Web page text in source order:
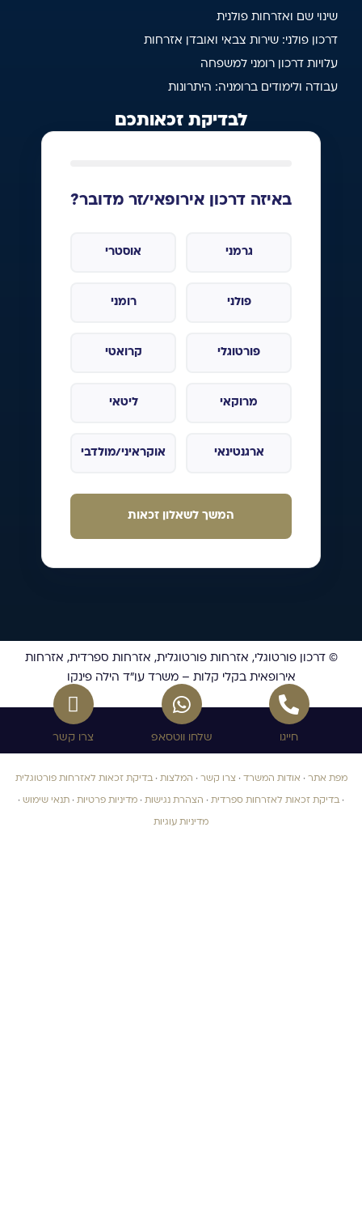
שינוי שם ואזרחות פולנית
דרכון פולני: שירות צבאי ואובדן אזרחות
עלויות דרכון רומני למשפחה
עבודה ולימודים ברומניה: היתרונות
לבדיקת זכאותכם
באיזה דרכון אירופאי/זר מדובר?
גרמני אוסטרי
פולני רומני
פורטוגלי קרואטי
מרוקאי ליטאי
ארגנטינאי אוקראיני/מולדבי
המשך לשאלון זכאות
© דרכון פורטוגלי, אזרחות פורטוגלית, אזרחות ספרדית, אזרחות
אירופאית בקלי קלות – משרד עו”ד הילה פינקו
חייגו שלחו ווטסאפ צרו קשר
מפת אתר · אודות המשרד · צרו קשר · המלצות · בדיקת זכאות לאזרחות פורטוגלית
· בדיקת זכאות לאזרחות ספרדית · הצהרת נגישות · מדיניות פרטיות · תנאי שימוש ·
מדיניות עוגיות